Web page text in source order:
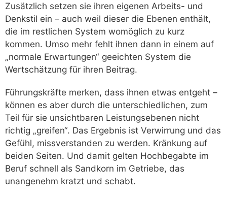
Zusätzlich setzen sie ihren eigenen Arbeits- und
Denkstil ein – auch weil dieser die Ebenen enthält,
die im restlichen System womöglich zu kurz
kommen. Umso mehr fehlt ihnen dann in einem auf
„normale Erwartungen“ geeichten System die
Wertschätzung für ihren Beitrag.
Führungskräfte merken, dass ihnen etwas entgeht –
können es aber durch die unterschiedlichen, zum
Teil für sie unsichtbaren Leistungsebenen nicht
richtig „greifen“. Das Ergebnis ist Verwirrung und das
Gefühl, missverstanden zu werden. Kränkung auf
beiden Seiten. Und damit gelten Hochbegabte im
Beruf schnell als Sandkorn im Getriebe, das
unangenehm kratzt und schabt.